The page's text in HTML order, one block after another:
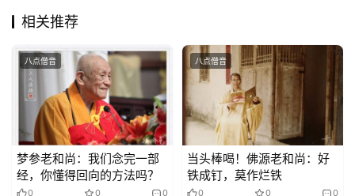
善
佛
人
寺
院
登录 注册
相关推荐
八点僧音
梦参老和尚：我们念完一部
经，你懂得回向的方法吗？
0 0 0
八点僧音
当头棒喝！佛源老和尚：好
铁成钉，莫作烂铁
0 0 0